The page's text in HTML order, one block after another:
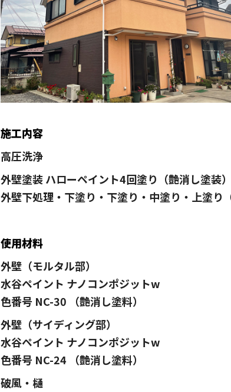
施工内容
高圧洗浄
外壁塗装 ハローペイント4回塗り（艶消し塗装）
外壁下処理・下塗り・下塗り・中塗り・上塗り
使用材料
外壁（モルタル部）
水谷ペイント ナノコンポジットw
色番号 NC-30 （艶消し塗料）
外壁（サイディング部）
水谷ペイント ナノコンポジットw
色番号 NC-24 （艶消し塗料）
破風・樋